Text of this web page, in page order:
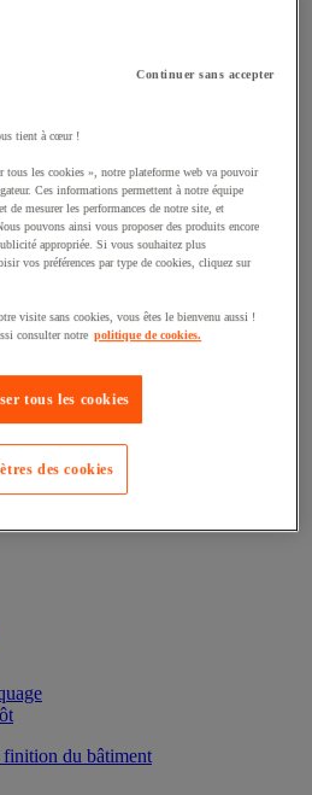
métreur
laboratoire
du bâtiment
Continuer sans accepter
tient à cœur !
les cookies », notre plateforme web va pouvoir
Ces informations permettent à notre équipe
de mesurer les performances de notre site, et
pouvons ainsi vous proposer des produits encore
appropriée. Si vous souhaitez plus
vos préférences par type de cookies, cliquez sur
visite sans cookies, vous êtes le bienvenu aussi !
consulter notre politique de cookies.
tous les cookies
des cookies